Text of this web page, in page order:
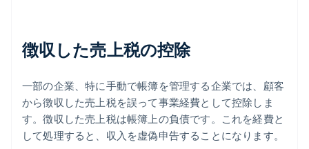
徴収した売上税の控除
一部の企業、特に手動で帳簿を管理する企業では、顧客
から徴収した売上税を誤って事業経費として控除しま
す。徴収した売上税は帳簿上の負債です。これを経費と
して処理すると、収入を虚偽申告することになります。